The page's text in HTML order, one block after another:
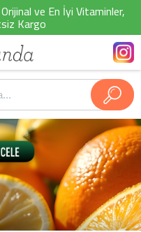
ve En İyi Vitaminler,
Kargo